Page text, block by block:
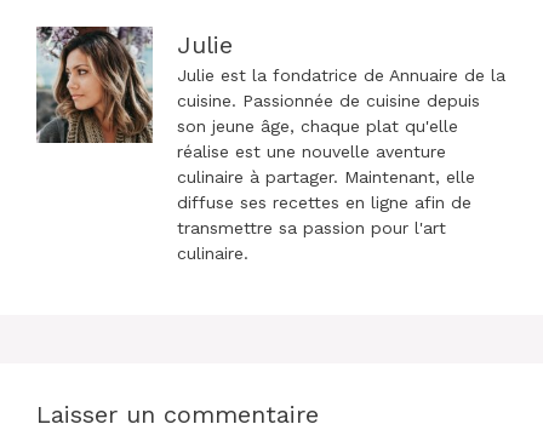
Julie
Julie est la fondatrice de Annuaire de la
cuisine. Passionnée de cuisine depuis
son jeune âge, chaque plat qu'elle
réalise est une nouvelle aventure
culinaire à partager. Maintenant, elle
diffuse ses recettes en ligne afin de
transmettre sa passion pour l'art
culinaire.
Laisser un commentaire